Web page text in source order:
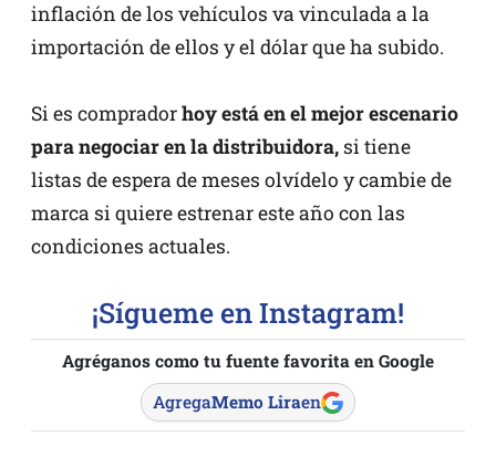
inflación de los vehículos va vinculada a la
importación de ellos y el dólar que ha subido.
Si es compradorhoy está en el mejor escenario
para negociar en la distribuidora, si tiene
listas de espera de meses olvídelo y cambie de
marca si quiere estrenar este año con las
condiciones actuales.
¡Sígueme en Instagram!
Agréganos como tu fuente favorita en Google
AgregaMemo Liraen